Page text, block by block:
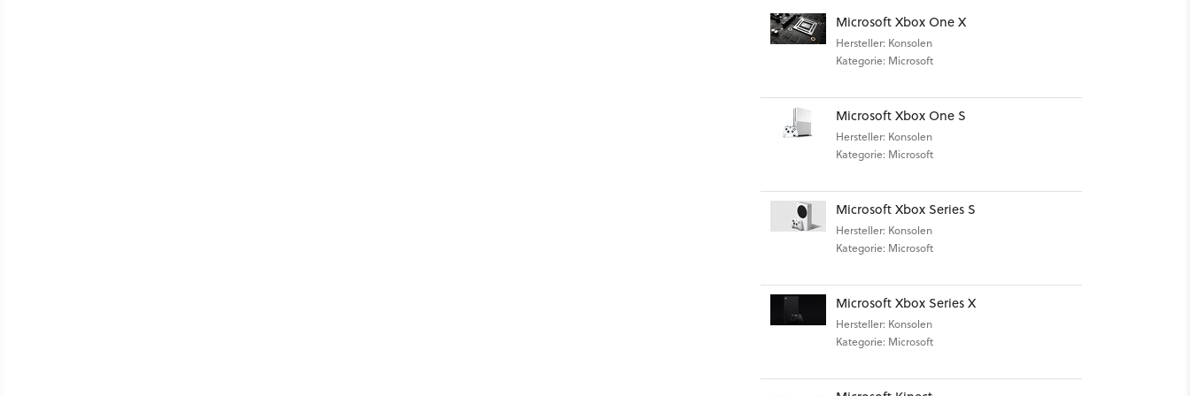
Microsoft Xbox One X
Hersteller: Konsolen
Kategorie: Microsoft
Microsoft Xbox One S
Hersteller: Konsolen
Kategorie: Microsoft
Microsoft Xbox Series S
Hersteller: Konsolen
Kategorie: Microsoft
Microsoft Xbox Series X
Hersteller: Konsolen
Kategorie: Microsoft